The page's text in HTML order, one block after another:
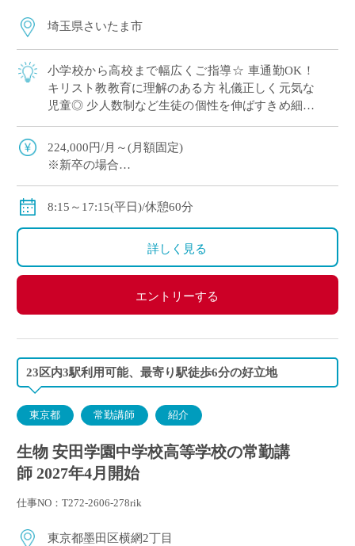
埼玉県さいたま市
小学校から高校まで幅広くご指導☆ 車通勤OK！
キリスト教教育に理解のある方 礼儀正しく元気な
児童◎ 少人数制など生徒の個性を伸ばすきめ細や
224,000円/月～(月額固定)
※新卒の場合
8:15～17:15(平日)/休憩60分
詳しく見る
エントリーする
23区内3駅利用可能、最寄り駅徒歩6分の好立地
東京都 常勤講師 紹介
生物 安田学園中学校高等学校の常勤講
師 2027年4月開始
仕事NO：T272-2606-278rik
東京都墨田区横網2丁目